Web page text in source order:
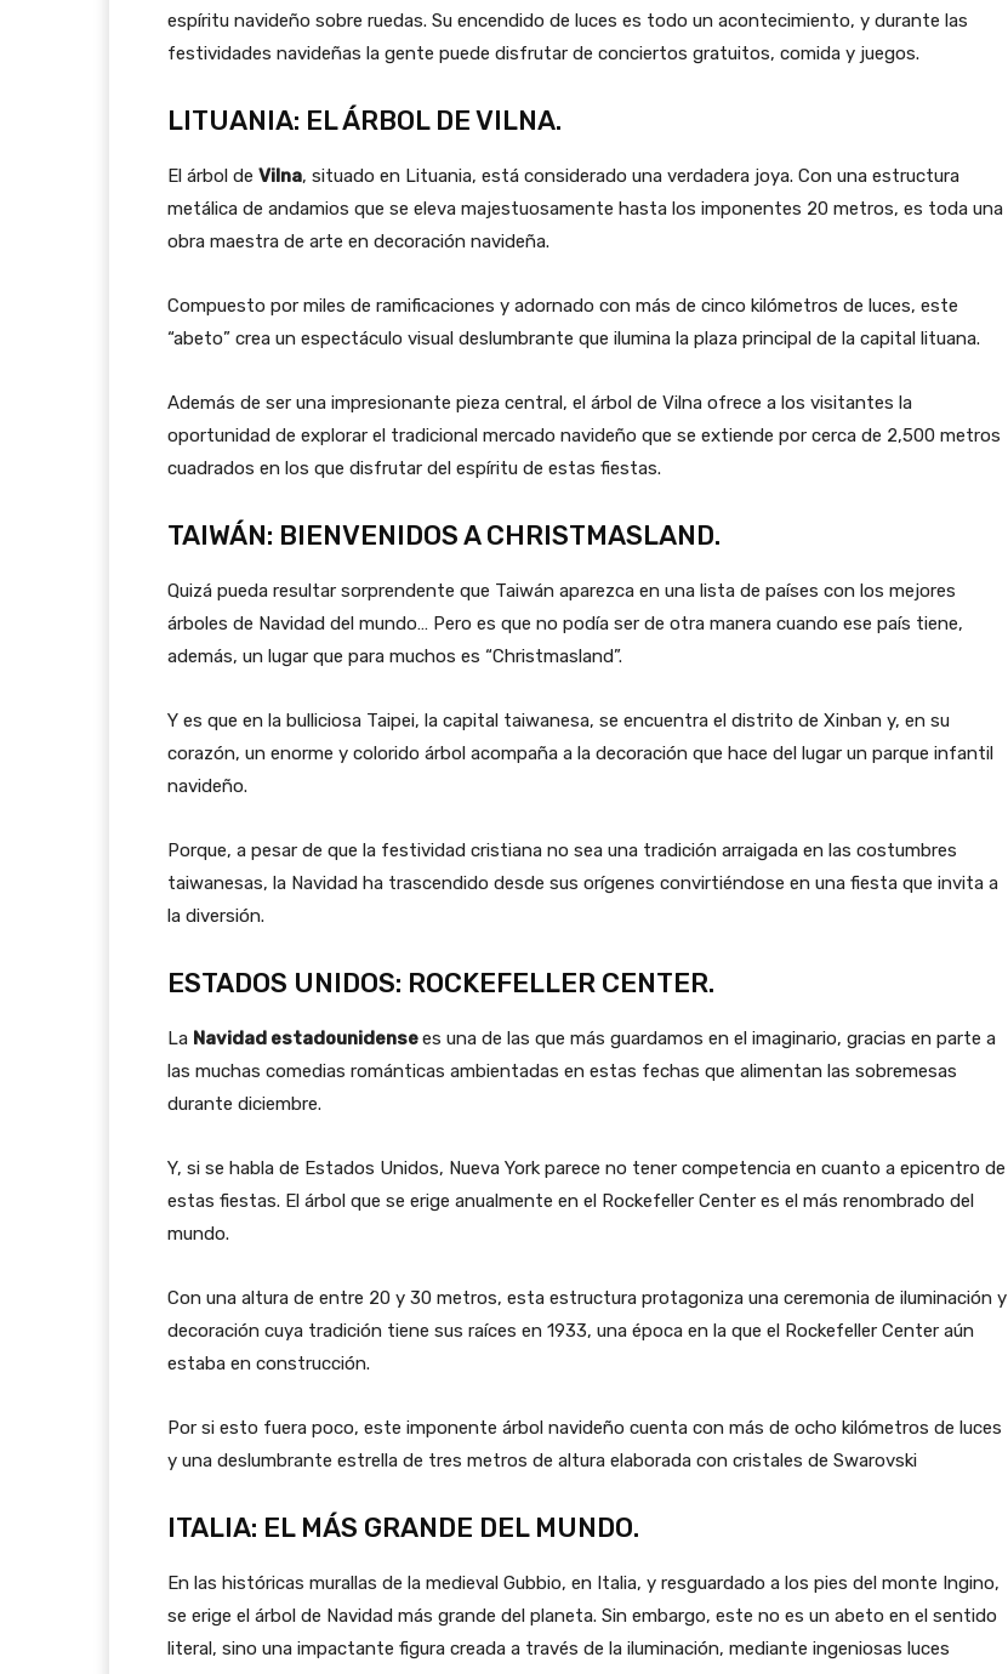
espíritu navideño sobre ruedas. Su encendido de luces es todo un acontecimiento, y durante las
festividades navideñas la gente puede disfrutar de conciertos gratuitos, comida y juegos.
LITUANIA: EL ÁRBOL DE VILNA.
El árbol de Vilna, situado en Lituania, está considerado una verdadera joya. Con una estructura
metálica de andamios que se eleva majestuosamente hasta los imponentes 20 metros, es toda una
obra maestra de arte en decoración navideña.
Compuesto por miles de ramificaciones y adornado con más de cinco kilómetros de luces, este
“abeto” crea un espectáculo visual deslumbrante que ilumina la plaza principal de la capital lituana.
Además de ser una impresionante pieza central, el árbol de Vilna ofrece a los visitantes la
oportunidad de explorar el tradicional mercado navideño que se extiende por cerca de 2,500 metros
cuadrados en los que disfrutar del espíritu de estas fiestas.
TAIWÁN: BIENVENIDOS A CHRISTMASLAND.
Quizá pueda resultar sorprendente que Taiwán aparezca en una lista de países con los mejores
árboles de Navidad del mundo… Pero es que no podía ser de otra manera cuando ese país tiene,
además, un lugar que para muchos es “Christmasland”.
Y es que en la bulliciosa Taipei, la capital taiwanesa, se encuentra el distrito de Xinban y, en su
corazón, un enorme y colorido árbol acompaña a la decoración que hace del lugar un parque infantil
navideño.
Porque, a pesar de que la festividad cristiana no sea una tradición arraigada en las costumbres
taiwanesas, la Navidad ha trascendido desde sus orígenes convirtiéndose en una fiesta que invita a
la diversión.
ESTADOS UNIDOS: ROCKEFELLER CENTER.
La Navidad estadounidensees una de las que más guardamos en el imaginario, gracias en parte a
las muchas comedias románticas ambientadas en estas fechas que alimentan las sobremesas
durante diciembre.
Y, si se habla de Estados Unidos, Nueva York parece no tener competencia en cuanto a epicentro de
estas fiestas. El árbol que se erige anualmente en el Rockefeller Center es el más renombrado del
mundo.
Con una altura de entre 20 y 30 metros, esta estructura protagoniza una ceremonia de iluminación y
decoración cuya tradición tiene sus raíces en 1933, una época en la que el Rockefeller Center aún
estaba en construcción.
Por si esto fuera poco, este imponente árbol navideño cuenta con más de ocho kilómetros de luces
y una deslumbrante estrella de tres metros de altura elaborada con cristales de Swarovski
ITALIA: EL MÁS GRANDE DEL MUNDO.
En las históricas murallas de la medieval Gubbio, en Italia, y resguardado a los pies del monte Ingino,
se erige el árbol de Navidad más grande del planeta. Sin embargo, este no es un abeto en el sentido
literal, sino una impactante figura creada a través de la iluminación, mediante ingeniosas luces